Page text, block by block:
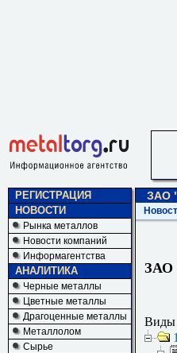
РЕГИСТРАЦИЯ
НОВОСТИ
Рынка металлов
Новости компаний
Информагентства
АНАЛИТИКА
Черные металлы
Цветные металлы
Драгоценные металлы
Металлолом
Сырье
ЗАО
ЗАО
Виды